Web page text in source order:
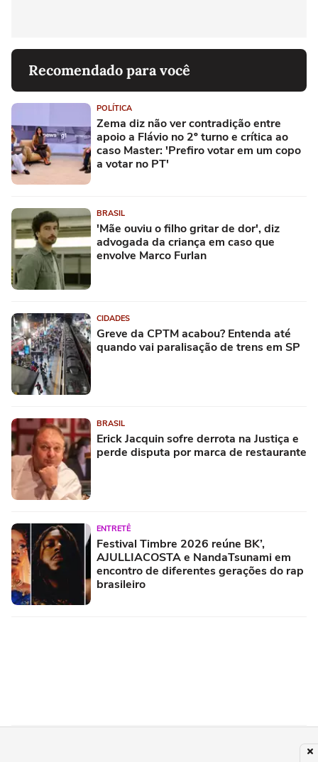
Recomendado para você
POLÍTICA
Zema diz não ver contradição entre
apoio a Flávio no 2º turno e crítica ao
caso Master: 'Prefiro votar em um copo
a votar no PT'
BRASIL
'Mãe ouviu o filho gritar de dor', diz
advogada da criança em caso que
envolve Marco Furlan
CIDADES
Greve da CPTM acabou? Entenda até
quando vai paralisação de trens em SP
BRASIL
Erick Jacquin sofre derrota na Justiça e
perde disputa por marca de restaurante
ENTRETÊ
Festival Timbre 2026 reúne BK’,
AJULLIACOSTA e NandaTsunami em
encontro de diferentes gerações do rap
brasileiro